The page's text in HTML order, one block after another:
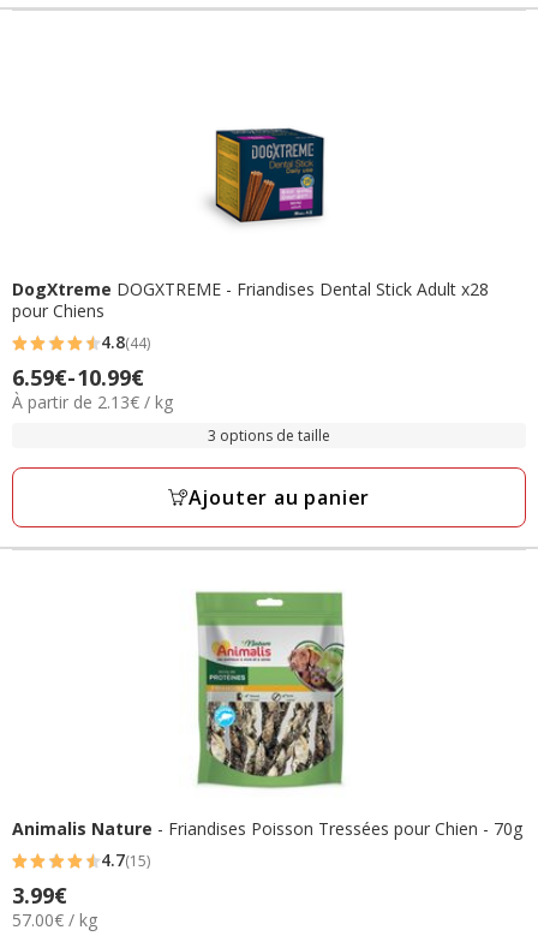
DogXtreme DOGXTREME - Friandises Dental Stick Adult x28
pour Chiens
4.8
étoiles
avec
avis
4.8(44)
Prix
de
6.59€-10.99€
2.13€
À partir de 2.13€ / kg
3 options de taille
Ajouter au panier
Animalis Nature - Friandises Poisson Tressées pour Chien - 70g
4.7
étoiles
avec
4.7(15)
Prix
3.99€
3.99€
57.00€
57.00€ / kg